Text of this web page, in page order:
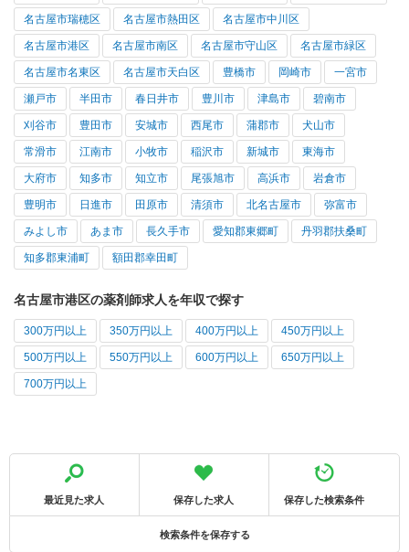
名古屋市瑞穂区 名古屋市熱田区 名古屋市中川区
名古屋市港区 名古屋市南区 名古屋市守山区 名古屋市緑区
名古屋市名東区 名古屋市天白区 豊橋市 岡崎市 一宮市
瀬戸市 半田市 春日井市 豊川市 津島市 碧南市
刈谷市 豊田市 安城市 西尾市 蒲郡市 犬山市
常滑市 江南市 小牧市 稲沢市 新城市 東海市
大府市 知多市 知立市 尾張旭市 高浜市 岩倉市
豊明市 日進市 田原市 清須市 北名古屋市 弥富市
みよし市 あま市 長久手市 愛知郡東郷町 丹羽郡扶桑町
知多郡東浦町 額田郡幸田町
名古屋市港区の薬剤師求人を年収で探す
300万円以上 350万円以上 400万円以上 450万円以上
500万円以上 550万円以上 600万円以上 650万円以上
700万円以上
最近見た求人 保存した求人 保存した検索条件
検索条件を保存する